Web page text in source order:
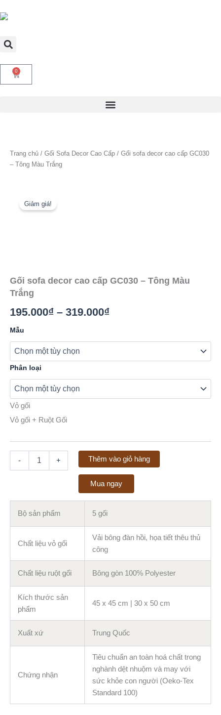
tới
dung
0
Cart
Trang chủ / Gối Sofa Decor Cao Cấp / Gối sofa decor cao cấp GC030
– Tông Màu Trắng
Giảm giá!
Gối sofa decor cao cấp GC030 – Tông Màu
Trắng
195.000₫ – 319.000₫Khoảng
195.000₫
đến
319.000₫
Mẫu
Phân loại
Vỏ gối
Vỏ gối + Ruột Gối
-
Gối
decor
cấp
GC030
Tông
Màu
Trắng
+ Thêm vào giỏ hàng
Mua ngay
Bộ sản phẩm 5 gối
Chất liệu vỏ gối
Vải bông đàn hồi, họa tiết thêu thủ
công
Chất liệu ruột gối Bông gòn 100% Polyester
Kích thước sản
phẩm
45 x 45 cm | 30 x 50 cm
Xuất xứ Trung Quốc
Chứng nhận
Tiêu chuẩn an toàn hoá chất trong
nghành dệt nhuộm và may với
sức khỏe con người (Oeko-Tex
Standard 100)